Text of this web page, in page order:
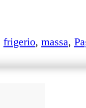
frigerio, massa,